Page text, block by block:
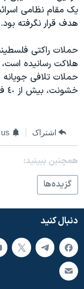
چهل سال گروگان‌گیری
اعتراضات مردمی آبان ۹۸
اسرائیل در جنگ
نرگس محمدی برنده
سفر پرزیدنت ترامپ
يک مقام نظامی
هدف قرار نگرفته بود.
حملات راکتی
هلاکت رسانيده
حملات تلافی
خشونت، بيش از ٤٠ فلسطينی را از پای در آورده است.
اشتراک
همچنبن ببینید:
گزيده‌ها
دنبال کنید